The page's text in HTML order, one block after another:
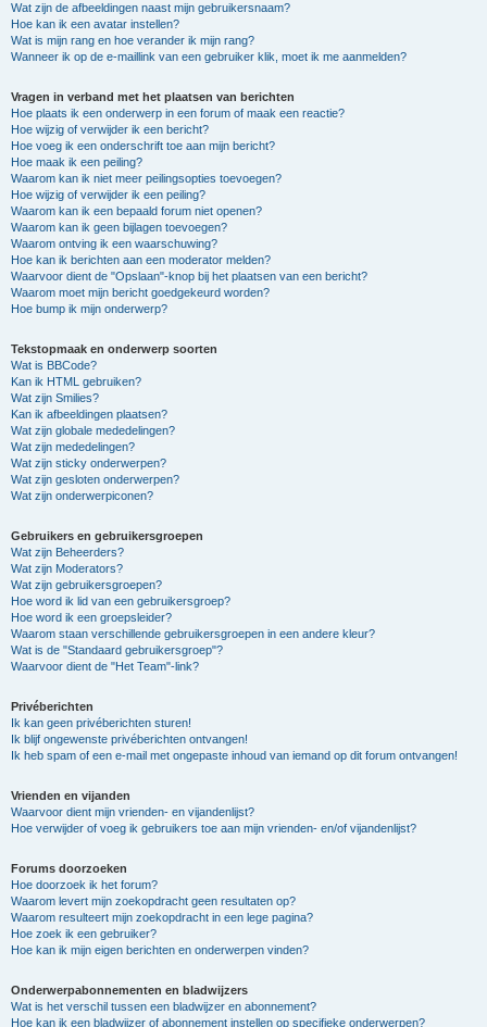
Wat zijn de afbeeldingen naast mijn gebruikersnaam?
Hoe kan ik een avatar instellen?
Wat is mijn rang en hoe verander ik mijn rang?
Wanneer ik op de e-maillink van een gebruiker klik, moet ik me aanmelden?
Vragen in verband met het plaatsen van berichten
Hoe plaats ik een onderwerp in een forum of maak een reactie?
Hoe wijzig of verwijder ik een bericht?
Hoe voeg ik een onderschrift toe aan mijn bericht?
Hoe maak ik een peiling?
Waarom kan ik niet meer peilingsopties toevoegen?
Hoe wijzig of verwijder ik een peiling?
Waarom kan ik een bepaald forum niet openen?
Waarom kan ik geen bijlagen toevoegen?
Waarom ontving ik een waarschuwing?
Hoe kan ik berichten aan een moderator melden?
Waarvoor dient de "Opslaan"-knop bij het plaatsen van een bericht?
Waarom moet mijn bericht goedgekeurd worden?
Hoe bump ik mijn onderwerp?
Tekstopmaak en onderwerp soorten
Wat is BBCode?
Kan ik HTML gebruiken?
Wat zijn Smilies?
Kan ik afbeeldingen plaatsen?
Wat zijn globale mededelingen?
Wat zijn mededelingen?
Wat zijn sticky onderwerpen?
Wat zijn gesloten onderwerpen?
Wat zijn onderwerpiconen?
Gebruikers en gebruikersgroepen
Wat zijn Beheerders?
Wat zijn Moderators?
Wat zijn gebruikersgroepen?
Hoe word ik lid van een gebruikersgroep?
Hoe word ik een groepsleider?
Waarom staan verschillende gebruikersgroepen in een andere kleur?
Wat is de "Standaard gebruikersgroep"?
Waarvoor dient de "Het Team"-link?
Privéberichten
Ik kan geen privéberichten sturen!
Ik blijf ongewenste privéberichten ontvangen!
Ik heb spam of een e-mail met ongepaste inhoud van iemand op dit forum ontvangen!
Vrienden en vijanden
Waarvoor dient mijn vrienden- en vijandenlijst?
Hoe verwijder of voeg ik gebruikers toe aan mijn vrienden- en/of vijandenlijst?
Forums doorzoeken
Hoe doorzoek ik het forum?
Waarom levert mijn zoekopdracht geen resultaten op?
Waarom resulteert mijn zoekopdracht in een lege pagina?
Hoe zoek ik een gebruiker?
Hoe kan ik mijn eigen berichten en onderwerpen vinden?
Onderwerpabonnementen en bladwijzers
Wat is het verschil tussen een bladwijzer en abonnement?
Hoe kan ik een bladwijzer of abonnement instellen op specifieke onderwerpen?